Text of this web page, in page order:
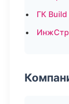
ГК